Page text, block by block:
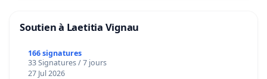
Soutien à Laetitia Vignau
166 signatures
33 Signatures / 7 jours
27 Jul 2026